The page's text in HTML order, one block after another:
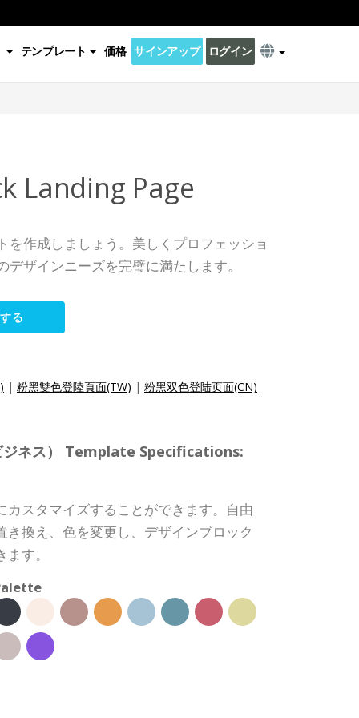
テンプレート 価格 サインアップ ログイン
Landing Page
を作成しましょう。美しくプロフェッショ
ザインニーズを完璧に満たします。
る
| 粉黑雙色登陸頁面(TW) | 粉黑双色登陆页面(CN)
ジネス） Template Specifications:
カスタマイズすることができます。自由
き換え、色を変更し、デザインブロック
す。